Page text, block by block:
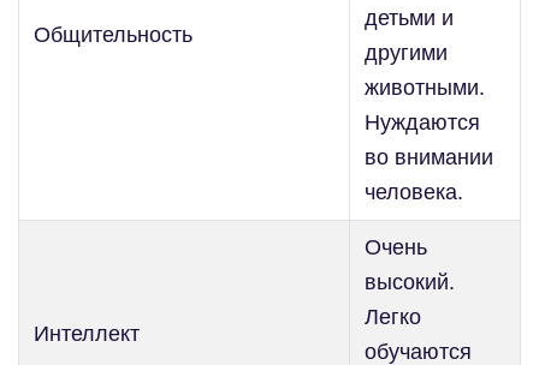
Общительность
детьми и
другими
животными.
Нуждаются
во внимании
человека.
Интеллект
Очень
высокий.
Легко
обучаются